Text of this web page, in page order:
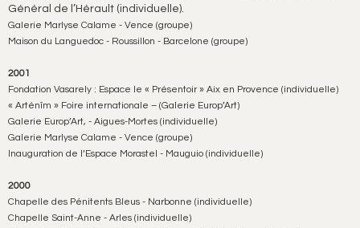
Général de l’Hérault (individuelle).
Galerie Marlyse Calame - Vence (groupe)
Maison du Languedoc - Roussillon - Barcelone (groupe)
2001
Fondation Vasarely : Espace le « Présentoir » Aix en Provence (individuelle)
« Arténîm » Foire internationale – (Galerie Europ’Art)
Galerie Europ’Art, - Aigues-Mortes (individuelle)
Galerie Marlyse Calame - Vence (groupe)
Inauguration de l’Espace Morastel - Mauguio (individuelle)
2000
Chapelle des Pénitents Bleus - Narbonne (individuelle)
Chapelle Saint-Anne - Arles (individuelle)